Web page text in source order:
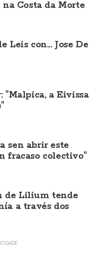
Costa da Morte
Leis con... Jose De
"Malpica, a Eivissa
sen abrir este
fracaso colectivo"
de Lilium tende
a través dos